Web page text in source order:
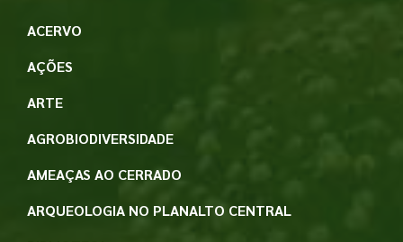
ACERVO
AÇÕES
ARTE
AGROBIODIVERSIDADE
AMEAÇAS AO CERRADO
ARQUEOLOGIA NO PLANALTO CENTRAL